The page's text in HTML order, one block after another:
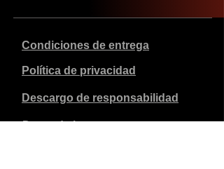
Condiciones de entrega
Política de privacidad
Descargo de responsabilidad
Datos de la empresa